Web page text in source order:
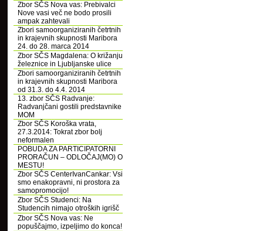
Zbor SČS Nova vas: Prebivalci
Nove vasi več ne bodo prosili
ampak zahtevali
Zbori samoorganiziranih četrtnih
in krajevnih skupnosti Maribora
24. do 28. marca 2014
Zbor SČS Magdalena: O križanju
železnice in Ljubljanske ulice
Zbori samoorganiziranih četrtnih
in krajevnih skupnosti Maribora
od 31.3. do 4.4. 2014
13. zbor SČS Radvanje:
Radvanjčani gostili predstavnike
MOM
Zbor SČS Koroška vrata,
27.3.2014: Tokrat zbor bolj
neformalen
POBUDA ZA PARTICIPATORNI
PRORAČUN – ODLOČAJ(MO) O
MESTU!
Zbor SČS CenterIvanCankar: Vsi
smo enakopravni, ni prostora za
samopromocijo!
Zbor SČS Studenci: Na
Studencih nimajo otroških igrišč
Zbor SČS Nova vas: Ne
popuščajmo, izpeljimo do konca!